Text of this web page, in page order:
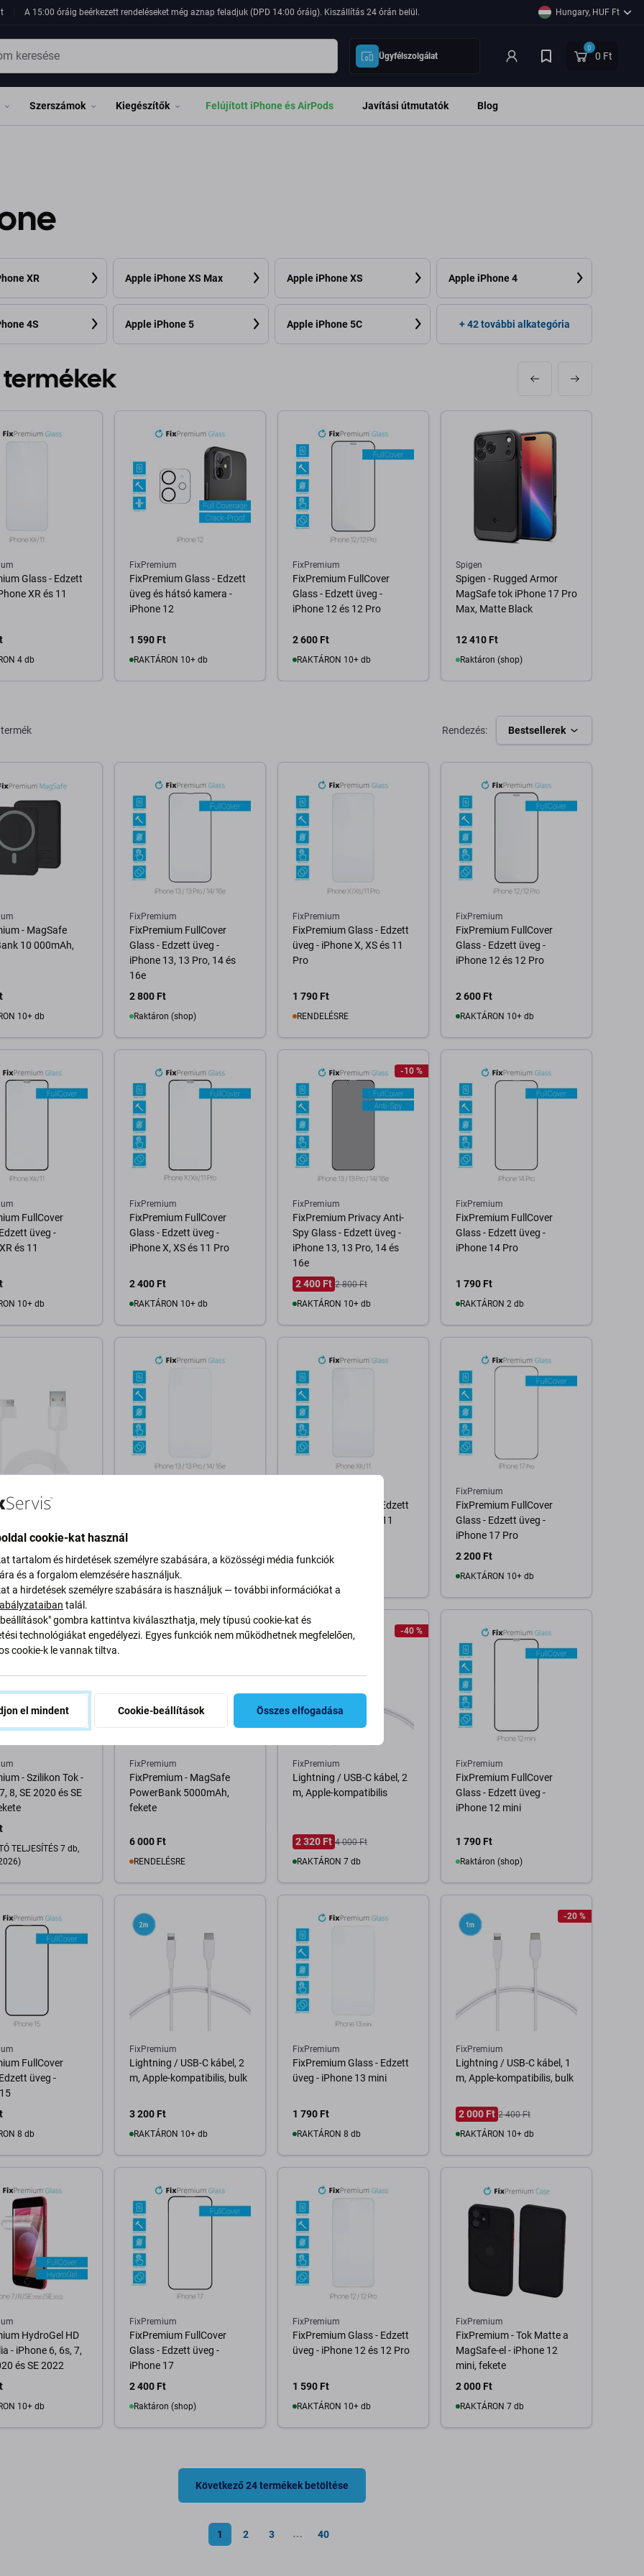
A 15:00 óráig beérkezett rendeléseket még aznap feladjuk (DPD 14:00 óráig). Kiszállítás 24 órán belül. Hungary, HUF Ft
Ügyfélszolgálat
0
0 Ft
Szerszámok Kiegészítők Felújított iPhone és AirPods Javítási útmutatók Blog
XR Apple iPhone XS Max Apple iPhone XS Apple iPhone 4
4S Apple iPhone 5 Apple iPhone 5C + 42 további alkategória
termékek
Glass - Edzett
XR és 11
4 db
FixPremium
FixPremium Glass - Edzett
üveg és hátsó kamera -
iPhone 12
1 590 Ft
RAKTÁRON 10+ db
FixPremium
FixPremium FullCover
Glass - Edzett üveg -
iPhone 12 és 12 Pro
2 600 Ft
RAKTÁRON 10+ db
Spigen
Spigen - Rugged Armor
MagSafe tok iPhone 17 Pro
Max, Matte Black
12 410 Ft
Raktáron (shop)
Rendezés: Bestsellerek
- MagSafe
10 000mAh,
10+ db
FixPremium
FixPremium FullCover
Glass - Edzett üveg -
iPhone 13, 13 Pro, 14 és
16e
2 800 Ft
Raktáron (shop)
FixPremium
FixPremium Glass - Edzett
üveg - iPhone X, XS és 11
Pro
1 790 Ft
RENDELÉSRE
FixPremium
FixPremium FullCover
Glass - Edzett üveg -
iPhone 12 és 12 Pro
2 600 Ft
RAKTÁRON 10+ db
FullCover
üveg -
és 11
10+ db
FixPremium
FixPremium FullCover
Glass - Edzett üveg -
iPhone X, XS és 11 Pro
2 400 Ft
RAKTÁRON 10+ db
-10 %
FixPremium
FixPremium Privacy Anti-
Spy Glass - Edzett üveg -
iPhone 13, 13 Pro, 14 és
16e
2 400 Ft 2 800 Ft
RAKTÁRON 10+ db
FixPremium
FixPremium FullCover
Glass - Edzett üveg -
iPhone 14 Pro
1 790 Ft
RAKTÁRON 2 db
kábel, 1 m,
1 db
1 590 Ft
RAKTÁRON 10+ db
Kosárba
FixPremium Glass - Edzett
üveg - iPhone XR és 11
1 790 Ft
FixPremium
FixPremium FullCover
Glass - Edzett üveg -
iPhone 17 Pro
2 200 Ft
RAKTÁRON 10+ db
- Szilikon Tok -
8, SE 2020 és SE
TELJESÍTÉS 7 db,
FixPremium
FixPremium - MagSafe
PowerBank 5000mAh,
fekete
6 000 Ft
RENDELÉSRE
-40 %
FixPremium
Lightning / USB-C kábel, 2
m, Apple-kompatibilis
2 320 Ft 4 000 Ft
RAKTÁRON 7 db
FixPremium
FixPremium FullCover
Glass - Edzett üveg -
iPhone 12 mini
1 790 Ft
Raktáron (shop)
FullCover
üveg -
8 db
FixPremium
Lightning / USB-C kábel, 2
m, Apple-kompatibilis, bulk
3 200 Ft
RAKTÁRON 10+ db
FixPremium
FixPremium Glass - Edzett
üveg - iPhone 13 mini
1 790 Ft
RAKTÁRON 8 db
-20 %
FixPremium
Lightning / USB-C kábel, 1
m, Apple-kompatibilis, bulk
2 000 Ft 2 400 Ft
RAKTÁRON 10+ db
HydroGel HD
- iPhone 6, 6s, 7,
és SE 2022
10+ db
FixPremium
FixPremium FullCover
Glass - Edzett üveg -
iPhone 17
2 400 Ft
Raktáron (shop)
FixPremium
FixPremium Glass - Edzett
üveg - iPhone 12 és 12 Pro
1 590 Ft
RAKTÁRON 10+ db
FixPremium
FixPremium - Tok Matte a
MagSafe-el - iPhone 12
mini, fekete
2 000 Ft
RAKTÁRON 7 db
Következő 24 termékek betöltése
1 2 3 ⋯ 40
cookie-kat használ
tartalom és hirdetések személyre szabására, a közösségi média funkciók
és a forgalom elemzésére használjuk.
a hirdetések személyre szabására is használjuk — további információkat a
talál.
beállítások" gombra kattintva kiválaszthatja, mely típusú cookie-kat és
technológiákat engedélyezi. Egyes funkciók nem működhetnek megfelelően,
cookie-k le vannak tiltva.
el mindent Cookie-beállítások Összes elfogadása